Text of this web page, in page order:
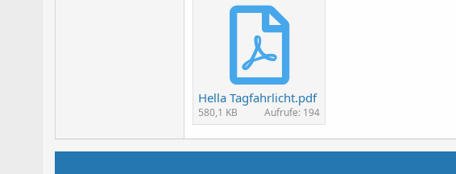
Hella Tagfahrlicht.pdf
580,1 KB Aufrufe: 194